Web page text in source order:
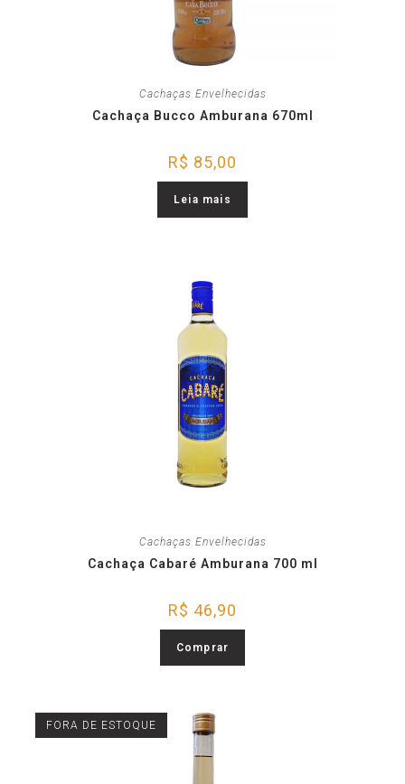
Cachaças Envelhecidas
Cachaça Bucco Amburana 670ml
R$ 85,00
Leia mais
Cachaças Envelhecidas
Cachaça Cabaré Amburana 700 ml
R$ 46,90
Comprar
FORA DE ESTOQUE